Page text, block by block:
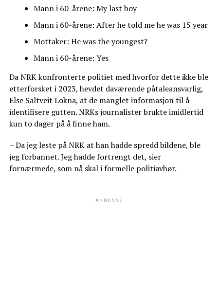
Mann i 60-årene: My last boy
Mann i 60-årene: After he told me he was 15 year
Mottaker: He was the youngest?
Mann i 60-årene: Yes
Da NRK konfronterte politiet med hvorfor dette ikke ble
etterforsket i 2023, hevdet daværende påtaleansvarlig,
Else Saltveit Lokna, at de manglet informasjon til å
identifisere gutten. NRKs journalister brukte imidlertid
kun to dager på å finne ham.
– Da jeg leste på NRK at han hadde spredd bildene, ble
jeg forbannet. Jeg hadde fortrengt det, sier
fornærmede, som nå skal i formelle politiavhør.
ANNONSE